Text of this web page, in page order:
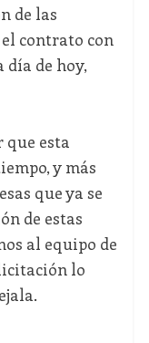
de las
contrato con
día de hoy,
que esta
y más
que ya se
de estas
al equipo de
lo